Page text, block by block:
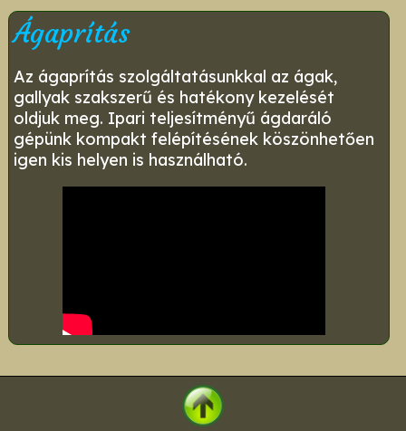
Ágaprítás
Az ágaprítás szolgáltatásunkkal az ágak,
gallyak szakszerű és hatékony kezelését
oldjuk meg. Ipari teljesítményű ágdaráló
gépünk kompakt felépítésének köszönhetően
igen kis helyen is használható.